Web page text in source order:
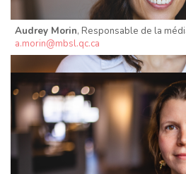
Audrey Morin, Responsable de la
a.morin@mbsl.qc.ca